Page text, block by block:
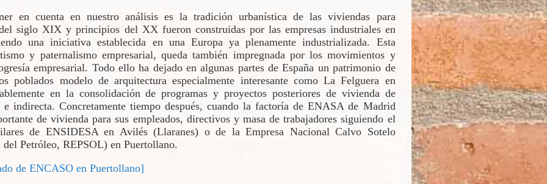
en cuenta en nuestro análisis es la tradición urbanística de las viviendas para
siglo XIX y principios del XX fueron construidas por las empresas industriales en
una iniciativa establecida en una Europa ya plenamente industrializada. Esta
y paternalismo empresarial, queda también impregnada por los movimientos y
empresarial. Todo ello ha dejado en algunas partes de España un patrimonio de
poblados modelo de arquitectura especialmente interesante como La Felguera en
en la consolidación de programas y proyectos posteriores de vivienda de
indirecta. Concretamente tiempo después, cuando la factoría de ENASA de Madrid
de vivienda para sus empleados, directivos y masa de trabajadores siguiendo el
de ENSIDESA en Avilés (Llaranes) o de la Empresa Nacional Calvo Sotelo
del Petróleo, REPSOL) en Puertollano.
de ENCASO en Puertollano]